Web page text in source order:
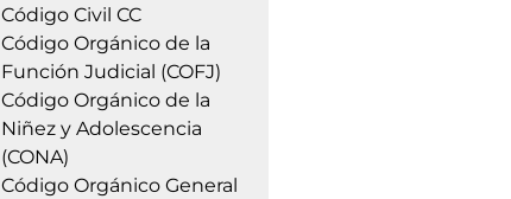
Código Civil CC
Código Orgánico de la
Función Judicial (COFJ)
Código Orgánico de la
Niñez y Adolescencia
(CONA)
Código Orgánico General